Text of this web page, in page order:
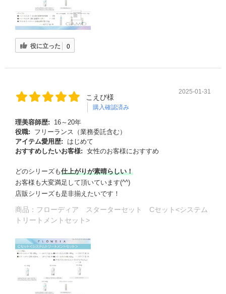
役に立った 0
こえび様
購入確認済み
2025-01-31
理美容師歴:
16～20年
役職:
フリーランス（業務委託含む）
アイテム愛用歴:
はじめて
おすすめしたいお客様: 女性のお客様におすすめ
どのシリーズも仕上がりが素晴らしい！
お客様も大変満足して頂いています(^^)
店販シリーズも是非揃えたいです！
商品： フローディア スターターセット Cセット<システム
トリートメントセット>